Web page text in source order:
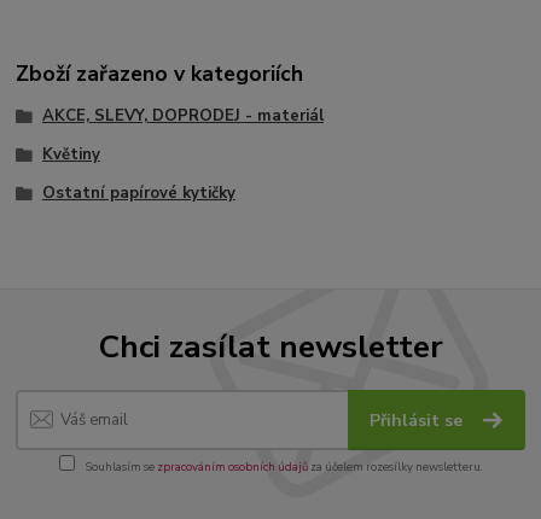
Zboží zařazeno v kategoriích
AKCE, SLEVY, DOPRODEJ - materiál
Květiny
Ostatní papírové kytičky
Chci zasílat newsletter
Přihlásit se
Souhlasím se zpracováním osobních údajůza účelem rozesílky newsletteru.